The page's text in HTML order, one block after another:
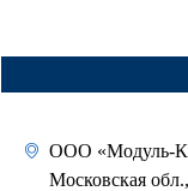
ООО «Модуль-
Московская